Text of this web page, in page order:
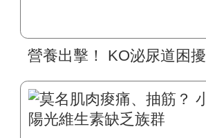
營養出擊！ KO泌尿道困擾